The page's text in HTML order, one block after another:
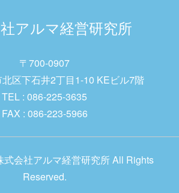
アルマ経営研究所
〒700-0907
区下石井2丁目1-10 KEビル7階
TEL : 086-225-3635
FAX : 086-223-5966
式会社アルマ経営研究所 All Rights
Reserved.